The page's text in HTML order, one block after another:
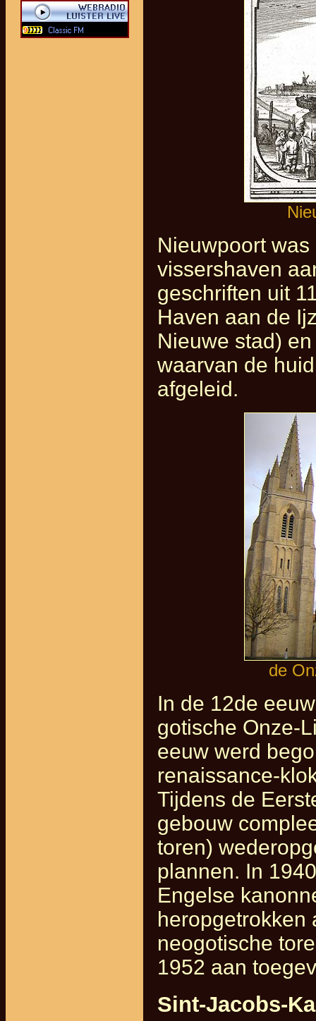
Nieuwpoort
vissershaven
geschriften uit
Haven aan de
Nieuwe stad)
waarvan de
afgeleid.
de
In de 12de
gotische Onze-
eeuw werd
renaissance-
Tijdens de
gebouw
toren)
plannen. In
Engelse
heropgetrokken
neogotische
1952 aan
Sint-Jacobs-